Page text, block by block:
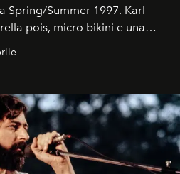
Spring/Summer 1997. Karl
pois, micro bikini e una
spiaggia
dietro l'altra. Trent'anni dopo,
che abbiamo.